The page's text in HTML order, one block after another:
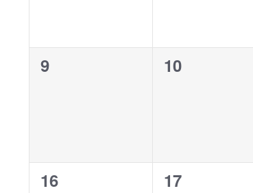
0
9
0
10
0
16
0
17